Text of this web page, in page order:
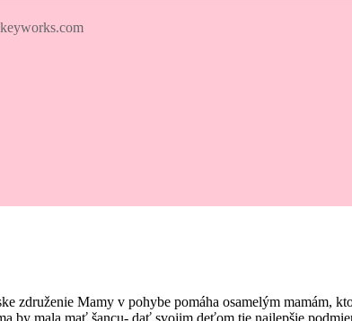
združenie Mamy v pohybe pomáha osamelým mamám,
by mala mať šancu- dať svojim deťom tie najlepšie